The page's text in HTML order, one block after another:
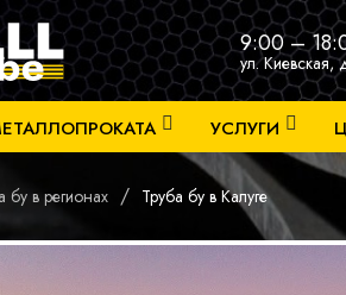
9:00 –
ул.
УСЛУГИ
бу в регионах / Труба бу в Калуге